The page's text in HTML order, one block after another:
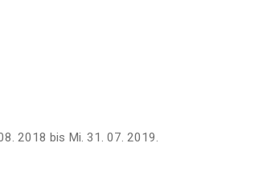
2018 bis Mi. 31. 07. 2019.